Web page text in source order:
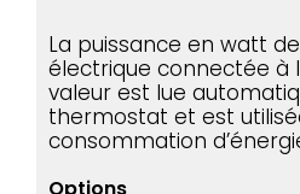
La puissance en watt
électrique connectée à
valeur est lue
thermostat et est
consommation